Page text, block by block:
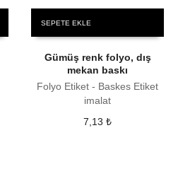
SEPETE EKLE
Gümüş renk folyo, dış
mekan baskı
Folyo Etiket - Baskes Etiket
imalat
7,13₺